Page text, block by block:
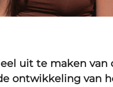
uit te maken
ontwikkeling van